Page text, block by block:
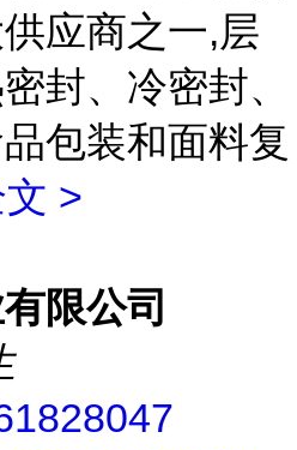
应商之一,层
封、冷密封、
包装和面料复
>
限公司